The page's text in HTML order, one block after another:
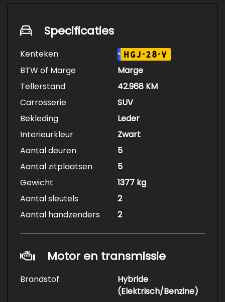
Specificaties
Kenteken NL HGJ-28-V
BTW of Marge
Marge
Tellerstand
42.968 KM
Carrosserie
SUV
Bekleding
Leder
Interieurkleur
Zwart
Aantal deuren
5
Aantal zitplaatsen
5
Gewicht
1377 kg
Aantal sleutels
2
Aantal handzenders
2
Motor en transmissie
Brandstof
Hybride
(Elektrisch/Benzine)